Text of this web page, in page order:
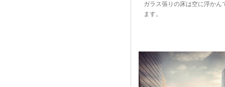
ガラス張りの床は空に浮かん
ます。